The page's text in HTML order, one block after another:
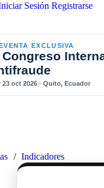
Sesión Registrarse
EXCLUSIVA
Congreso
23 oct 2026 · Quito, Ecuador
Indicadores